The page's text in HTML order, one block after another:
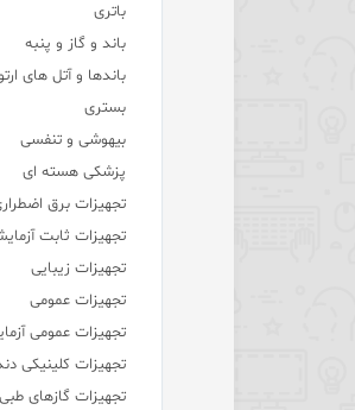
باتری
باند و گاز و پنبه
باندها و آتل های
بستری
بیهوشی و تنفسی
پزشکی هسته ای
تجهیزات برق
تجهیزات ثابت
تجهیزات زیبایی
تجهیزات عمومی
تجهیزات عمومی
تجهیزات کلینیکی
تجهیزات گازهای طبی